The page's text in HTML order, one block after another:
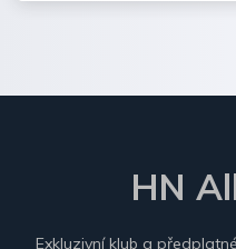
HN
Exkluzivní klub a